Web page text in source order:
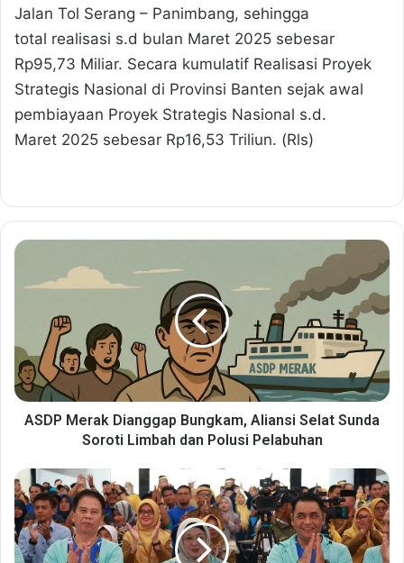
Jalan Tol Serang – Panimbang, sehingga
total realisasi s.d bulan Maret 2025 sebesar
Rp95,73 Miliar. Secara kumulatif Realisasi Proyek
Strategis Nasional di Provinsi Banten sejak awal
pembiayaan Proyek Strategis Nasional s.d.
Maret 2025 sebesar Rp16,53 Triliun. (Rls)
A
e
a
k
n
g
g
a
p
ASDP Merak Dianggap Bungkam, Aliansi Selat Sunda
Soroti Limbah dan Polusi Pelabuhan
W
a
b
u
p